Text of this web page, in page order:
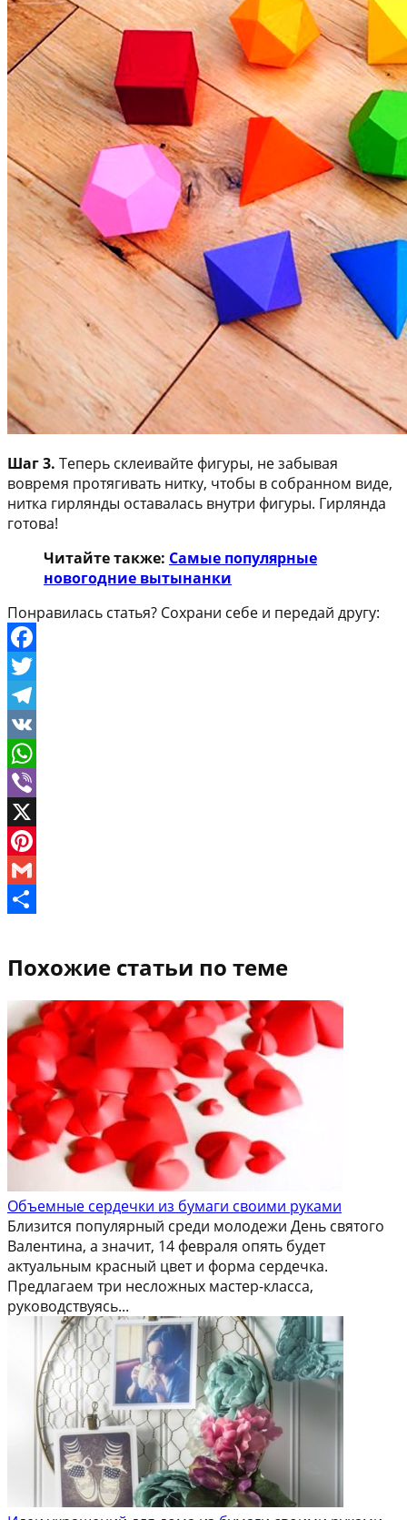
Шаг 3. Теперь склеивайте фигуры, не забывая
вовремя протягивать нитку, чтобы в собранном виде,
нитка гирлянды оставалась внутри фигуры. Гирлянда
готова!
Читайте также: Самые популярные
новогодние вытынанки
Понравилась статья? Сохрани себе и передай другу:
Facebook
Twitter
Telegram
VK
WhatsApp
Viber
X
Pinterest
Gmail
Похожие статьи по теме
Объемные сердечки из бумаги своими руками
Близится популярный среди молодежи День святого
Валентина, а значит, 14 февраля опять будет
актуальным красный цвет и форма сердечка.
Предлагаем три несложных мастер-класса,
руководствуясь...